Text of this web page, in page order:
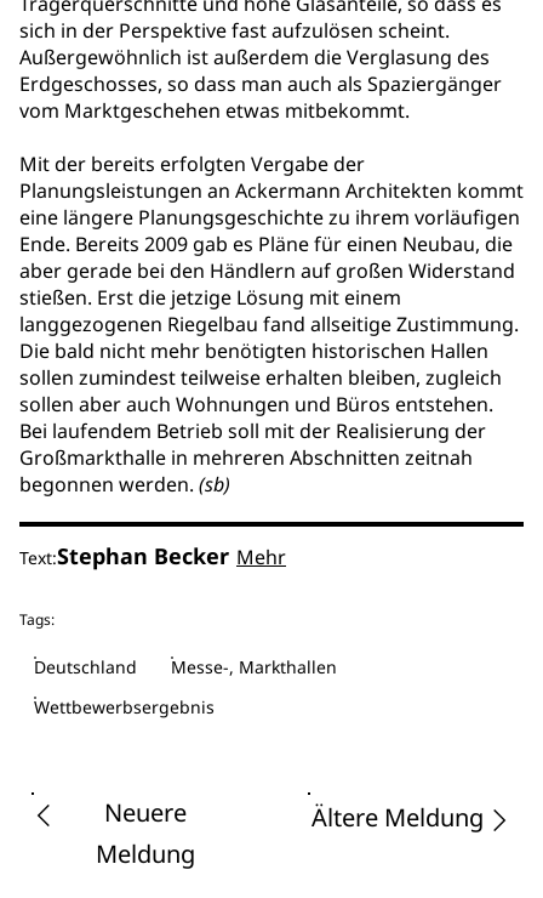
sich in der Perspektive fast aufzulösen scheint.
Außergewöhnlich ist außerdem die Verglasung des
Erdgeschosses, so dass man auch als Spaziergänger
vom Marktgeschehen etwas mitbekommt.
Mit der bereits erfolgten Vergabe der
Planungsleistungen an Ackermann Architekten kommt
eine längere Planungsgeschichte zu ihrem vorläufigen
Ende. Bereits 2009 gab es Pläne für einen Neubau, die
aber gerade bei den Händlern auf großen Widerstand
stießen. Erst die jetzige Lösung mit einem
langgezogenen Riegelbau fand allseitige Zustimmung.
Die bald nicht mehr benötigten historischen Hallen
sollen zumindest teilweise erhalten bleiben, zugleich
sollen aber auch Wohnungen und Büros entstehen.
Bei laufendem Betrieb soll mit der Realisierung der
Großmarkthalle in mehreren Abschnitten zeitnah
begonnen werden. (sb)
Text:Stephan Becker Mehr
Tags:
Deutschland
Messe-, Markthallen
Wettbewerbsergebnis
Neuere
Meldung
Ältere Meldung